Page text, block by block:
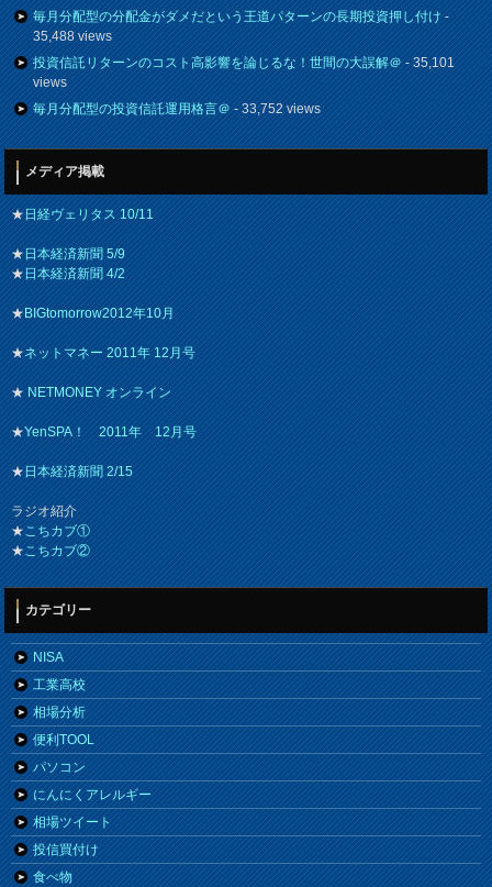
毎月分配型の分配金がダメだという王道パターンの長期投資押し付け-
35,488 views
投資信託リターンのコスト高影響を論じるな！世間の大誤解＠- 35,101
views
毎月分配型の投資信託運用格言＠- 33,752 views
メディア掲載
★日経ヴェリタス 10/11
★日本経済新聞 5/9
★日本経済新聞 4/2
★BIGtomorrow2012年10月
★ネットマネー 2011年 12月号
★NETMONEY オンライン
★YenSPA！ 2011年 12月号
★日本経済新聞 2/15
ラジオ紹介
★こちカブ①
★こちカブ②
カテゴリー
NISA
工業高校
相場分析
便利TOOL
パソコン
にんにくアレルギー
相場ツイート
投信買付け
食べ物